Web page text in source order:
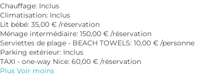
Chauffage: Inclus
Climatisation: Inclus
Lit bébé: 35,00 € /réservation
Ménage intermédiaire: 150,00 € /réservation
Serviettes de plage - BEACH TOWELS: 10,00 € /personne
Parking extérieur: Inclus
TAXI - one-way Nice: 60,00 € /réservation
Plus Voir moins